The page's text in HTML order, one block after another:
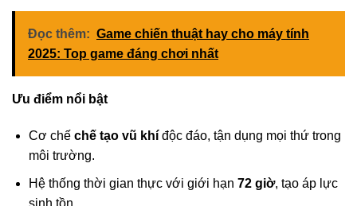
Đọc thêm: Game chiến thuật hay cho máy tính
2025: Top game đáng chơi nhất
Ưu điểm nổi bật
Cơ chế chế tạo vũ khíđộc đáo, tận dụng mọi thứ trong
môi trường.
Hệ thống thời gian thực với giới hạn 72 giờ, tạo áp lực
sinh tồn.